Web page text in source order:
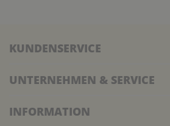
KUNDENSERVICE
UNTERNEHMEN & SERVICE
INFORMATION